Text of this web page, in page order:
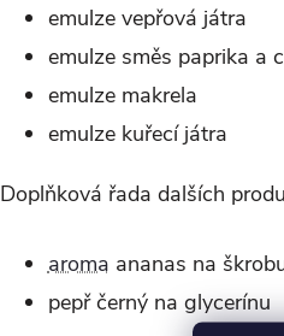
emulze vepřová játra
emulze směs paprika a
emulze makrela
emulze kuřecí játra
Doplňková řada dalších
aroma ananas na
pepř černý na glycerínu